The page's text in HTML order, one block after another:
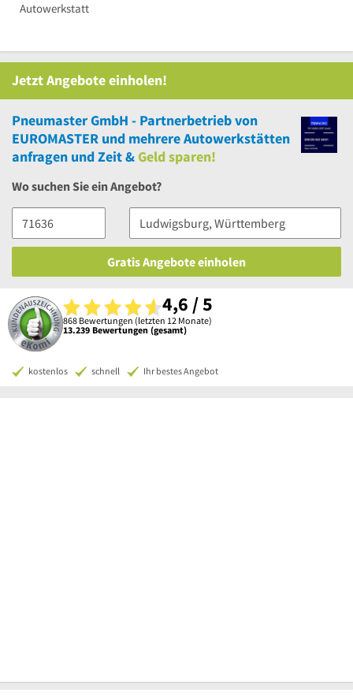
Autowerkstatt
Jetzt Angebote einholen!
Pneumaster GmbH - Partnerbetrieb von
EUROMASTER und mehrereAutowerkstätten
anfragen und Zeit &Geld sparen!
Wo suchen Sie ein Angebot?
Gratis Angebote einholen
4,6 / 5
868 Bewertungen (letzten 12 Monate)
13.239 Bewertungen (gesamt)
kostenlos schnell Ihr bestes Angebot